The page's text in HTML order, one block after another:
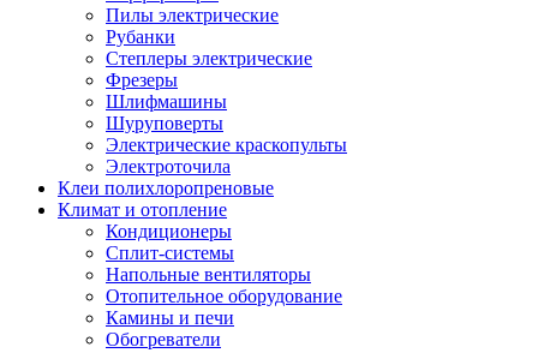
Пилы электрические
Рубанки
Степлеры электрические
Фрезеры
Шлифмашины
Шуруповерты
Электрические краскопульты
Электроточила
Клеи полихлоропреновые
Климат и отопление
Кондиционеры
Сплит-системы
Напольные вентиляторы
Отопительное оборудование
Камины и печи
Обогреватели